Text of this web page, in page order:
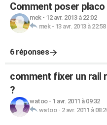
Comment poser
mek- 12 avr. 2013 à 22:02
mek- 13 avr. 2013 à 22:58
6 réponses
comment fixer un rail
?
watoo- 1 avr. 2011 à 09:32
watoo- 2 avr. 2011 à